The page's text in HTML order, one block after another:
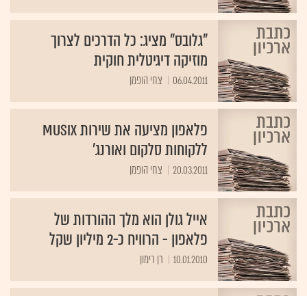
"גלובס" מציג: כל הדרכים לצרוך
מוזיקה דיגיטלית חוקית
06.04.2011 צחי הופמן
פלאפון מציעה את שירות Musix
ללקוחות סלקום ואורנג'
20.03.2011 צחי הופמן
אייל גולן הוא מלך ההורדות של
פלאפון - הרוויח כ-2 מיליון שקל
10.01.2010 רן רימון